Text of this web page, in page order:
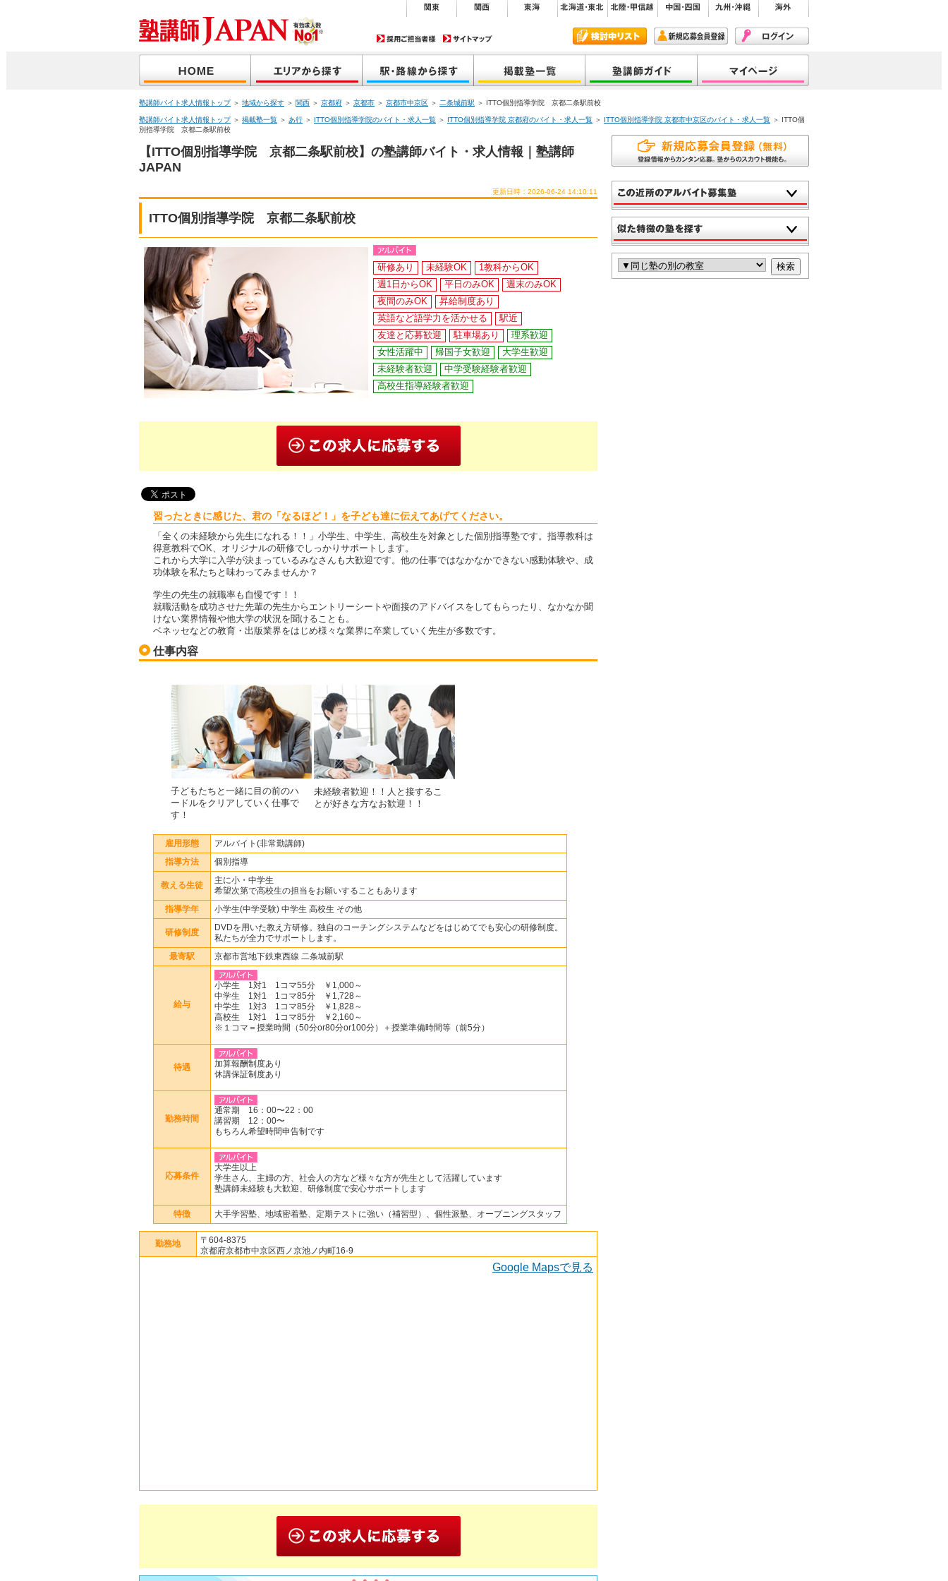
塾講師バイト求人情報トップ＞ 地域から探す ＞ 関西 ＞ 京都府 ＞ 京都市 ＞ 京都市中京区 ＞ 二条城前駅 ＞ ITTO個別指導学院 京都二条駅前校
塾講師バイト求人情報トップ＞ 掲載塾一覧 ＞ あ行 ＞ ITTO個別指導学院のバイト・求人一覧 ＞ ITTO個別指導学院 京都府のバイト・求人一覧 ＞ ITTO個別指導学院 京都市中京区のバイト・求人一覧 ＞ ITTO個
別指導学院 京都二条駅前校
【ITTO個別指導学院 京都二条駅前校】の塾講師バイト・求人情報｜塾講師
JAPAN
更新日時：2026-06-24 14:10:11
ITTO個別指導学院 京都二条駅前校
研修あり 未経験OK
1教科からOK
週1日からOK
平日のみOK
週末のみOK
夜間のみOK
昇給制度あり
英語など語学力を活かせる
駅近
友達と応募歓迎
駐車場あり
理系歓迎
女性活躍中
帰国子女歓迎
大学生歓迎
未経験者歓迎
中学受験経験者歓迎
高校生指導経験者歓迎
習ったときに感じた、君の「なるほど！」を子ども達に伝えてあげてください。
「全くの未経験から先生になれる！！」小学生、中学生、高校生を対象とした個別指導塾です。指導教科は
得意教科でOK、オリジナルの研修でしっかりサポートします。
これから大学に入学が決まっているみなさんも大歓迎です。他の仕事ではなかなかできない感動体験や、成
功体験を私たちと味わってみませんか？
学生の先生の就職率も自慢です！！
就職活動を成功させた先輩の先生からエントリーシートや面接のアドバイスをしてもらったり、なかなか聞
けない業界情報や他大学の状況を聞けることも。
ベネッセなどの教育・出版業界をはじめ様々な業界に卒業していく先生が多数です。
仕事内容
子どもたちと一緒に目の前のハ
ードルをクリアしていく仕事で
す！
未経験者歓迎！！人と接するこ
とが好きな方なお歓迎！！
雇用形態 アルバイト(非常勤講師)
指導方法 個別指導
教える生徒
主に小・中学生
希望次第で高校生の担当をお願いすることもあります
指導学年 小学生(中学受験) 中学生 高校生 その他
研修制度
DVDを用いた教え方研修。独自のコーチングシステムなどをはじめてでも安心の研修制度。
私たちが全力でサポートします。
最寄駅 京都市営地下鉄東西線 二条城前駅
給与
小学生 1対1 1コマ55分 ￥1,000～
中学生 1対1 1コマ85分 ￥1,728～
中学生 1対3 1コマ85分 ￥1,828～
高校生 1対1 1コマ85分 ￥2,160～
※１コマ＝授業時間（50分or80分or100分）＋授業準備時間等（前5分）
待遇
加算報酬制度あり
休講保証制度あり
勤務時間
通常期 16：00〜22：00
講習期 12：00〜
もちろん希望時間申告制です
応募条件
大学生以上
学生さん、主婦の方、社会人の方など様々な方が先生として活躍しています
塾講師未経験も大歓迎、研修制度で安心サポートします
特徴 大手学習塾、地域密着塾、定期テストに強い（補習型）、個性派塾、オープニングスタッフ
勤務地
〒604-8375
京都府京都市中京区西ノ京池ノ内町16-9
Google Mapsで見る